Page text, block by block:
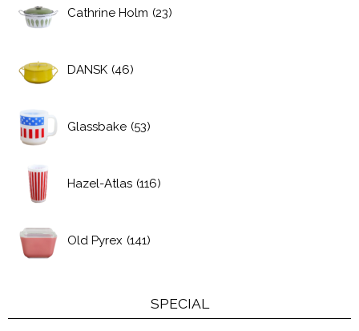
Cathrine Holm (23)
DANSK (46)
Glassbake (53)
Hazel-Atlas (116)
Old Pyrex (141)
SPECIAL